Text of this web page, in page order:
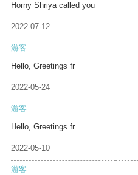
Horny Shriya called you
2022-07-12
游客
Hello, Greetings fr
2022-05-24
游客
Hello, Greetings fr
2022-05-10
游客